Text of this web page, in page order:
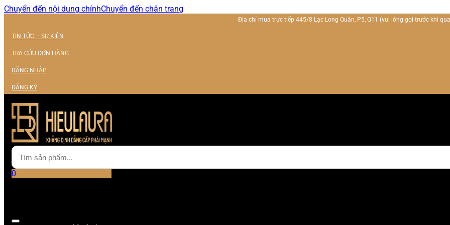
Chuyển đến nội dung chínhChuyển đến chân trang
Địa chỉ mua trực tiếp 445/8 Lạc Long Quân, P5, Q11 (vui lòng gọi trước khi
TIN TỨC – SỰ KIỆN
TRA CỨU ĐƠN HÀNG
ĐĂNG NHẬP
ĐĂNG KÝ
0